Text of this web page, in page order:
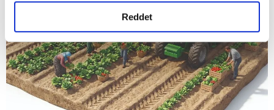
detaylı bilgi almak için lütfentıklayınız.
Reddet